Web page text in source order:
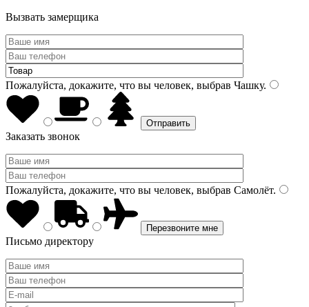
Вызвать замерщика
Пожалуйста, докажите, что вы человек, выбрав Чашку.
Заказать звонок
Пожалуйста, докажите, что вы человек, выбрав Самолёт.
Письмо директору